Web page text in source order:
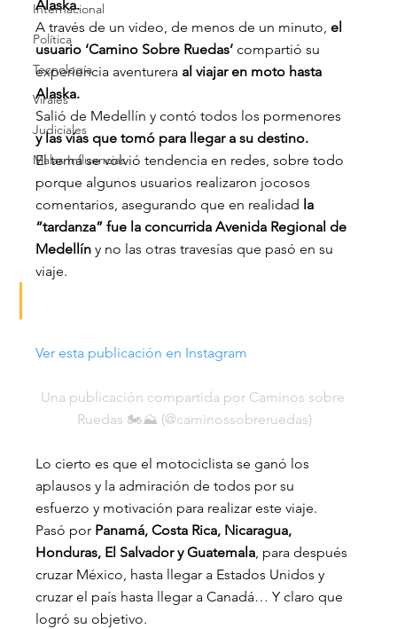
Internacional
Política
Tecnología
Virales
Judiciales
Malas Influencias
Alaska.
A través de un video, de menos de un minuto, el
usuario ‘Camino Sobre Ruedas’ compartió su
experiencia aventurera al viajar en moto hasta
Alaska.
Salió de Medellín y contó todos los pormenores
y las vías que tomó para llegar a su destino.
El tema se volvió tendencia en redes, sobre todo
porque algunos usuarios realizaron jocosos
comentarios, asegurando que en realidad la
“tardanza” fue la concurrida Avenida Regional de
Medellín y no las otras travesías que pasó en su
viaje.
Ver esta publicación en Instagram
Una publicación compartida por Caminos sobre
Ruedas 🏍⛰ (@caminossobreruedas)
Lo cierto es que el motociclista se ganó los
aplausos y la admiración de todos por su
esfuerzo y motivación para realizar este viaje.
Pasó por Panamá, Costa Rica, Nicaragua,
Honduras, El Salvador y Guatemala, para después
cruzar México, hasta llegar a Estados Unidos y
cruzar el país hasta llegar a Canadá… Y claro que
logró su objetivo.